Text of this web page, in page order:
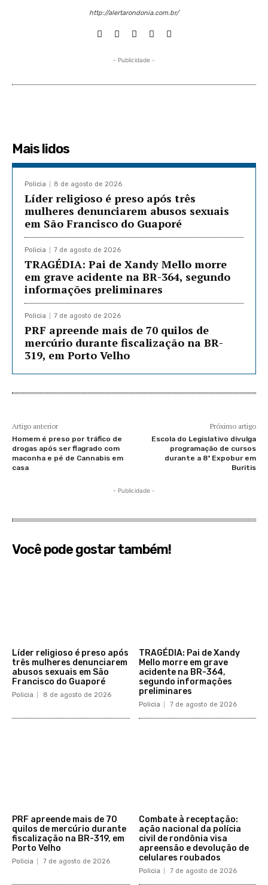
http://alertarondonia.com.br/
- Publicidade -
Mais lidos
Policia 8 de agosto de 2026
Líder religioso é preso após três
mulheres denunciarem abusos sexuais
em São Francisco do Guaporé
Policia 7 de agosto de 2026
TRAGÉDIA: Pai de Xandy Mello morre
em grave acidente na BR-364, segundo
informações preliminares
Policia 7 de agosto de 2026
PRF apreende mais de 70 quilos de
mercúrio durante fiscalização na BR-
319, em Porto Velho
Artigo anterior
Homem é preso por tráfico de
drogas após ser flagrado com
maconha e pé de Cannabis em
casa
Próximo artigo
Escola do Legislativo divulga
programação de cursos
durante a 8ª Expobur em
Buritis
- Publicidade -
Você pode gostar também!
Líder religioso é preso após
três mulheres denunciarem
abusos sexuais em São
Francisco do Guaporé
Policia 8 de agosto de 2026
TRAGÉDIA: Pai de Xandy
Mello morre em grave
acidente na BR-364,
segundo informações
preliminares
Policia 7 de agosto de 2026
PRF apreende mais de 70
quilos de mercúrio durante
fiscalização na BR-319, em
Porto Velho
Policia 7 de agosto de 2026
Combate à receptação:
ação nacional da polícia
civil de rondônia visa
apreensão e devolução de
celulares roubados
Policia 7 de agosto de 2026